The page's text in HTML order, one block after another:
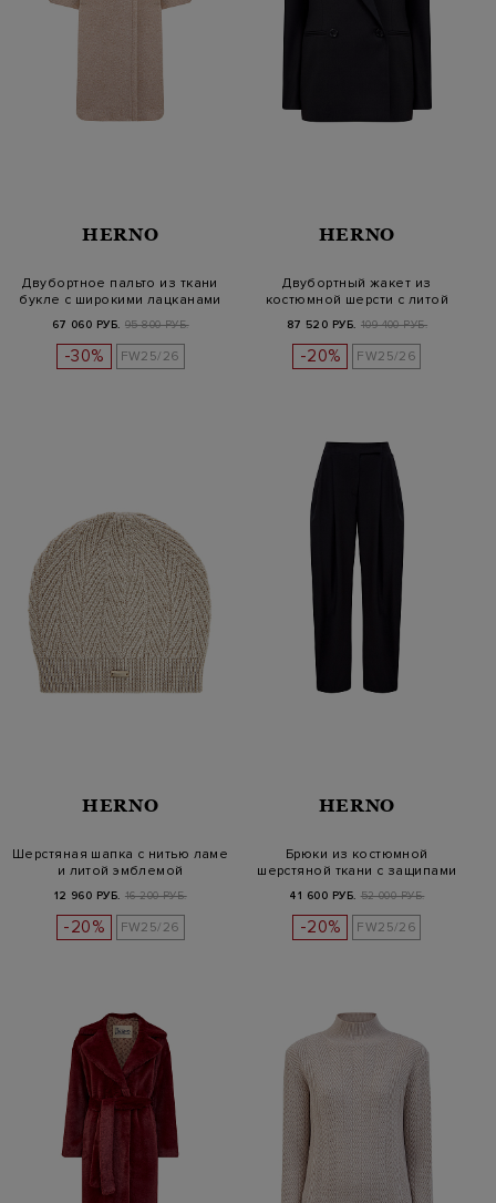
HERNO
Двубортное пальто из ткани
букле с широкими лацканами
67 060 РУБ. 95 800 РУБ.
-30% FW25/26
HERNO
Двубортный жакет из
костюмной шерсти с литой
87 520 РУБ. 109 400 РУБ.
-20% FW25/26
HERNO
Шерстяная шапка с нитью ламе
и литой эмблемой
12 960 РУБ. 16 200 РУБ.
-20% FW25/26
HERNO
Брюки из костюмной
шерстяной ткани с защипами
41 600 РУБ. 52 000 РУБ.
-20% FW25/26